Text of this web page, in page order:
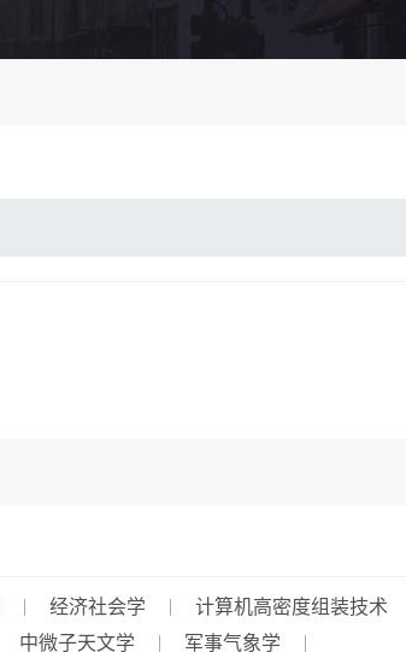
经济社会学
计算机高密度组装技术
中微子天文学 军事气象学